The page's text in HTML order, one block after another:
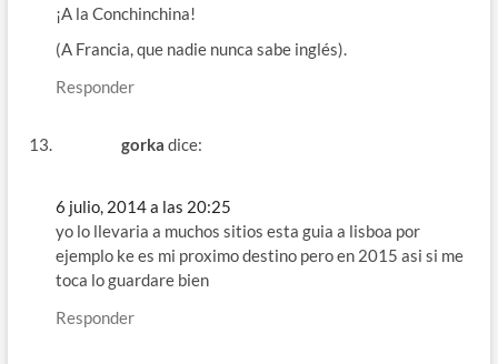
¡A la Conchinchina!
(A Francia, que nadie nunca sabe inglés).
Responder
gorka dice:
6 julio, 2014 a las 20:25
yo lo llevaria a muchos sitios esta guia a lisboa por
ejemplo ke es mi proximo destino pero en 2015 asi si me
toca lo guardare bien
Responder